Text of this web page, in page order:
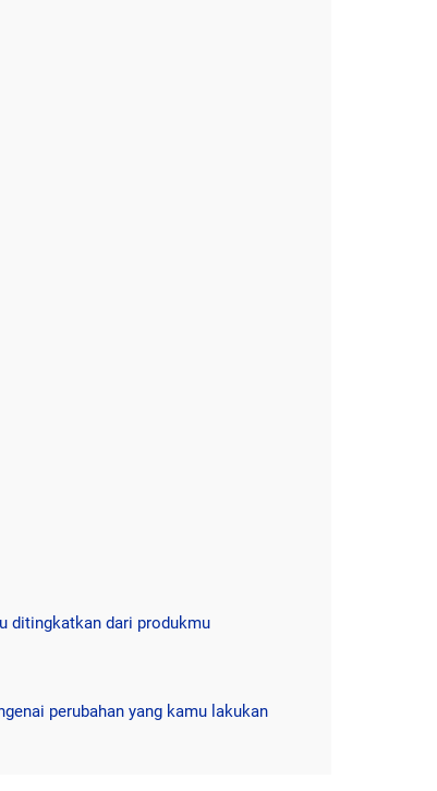
ditingkatkan dari produkmu
perubahan yang kamu lakukan